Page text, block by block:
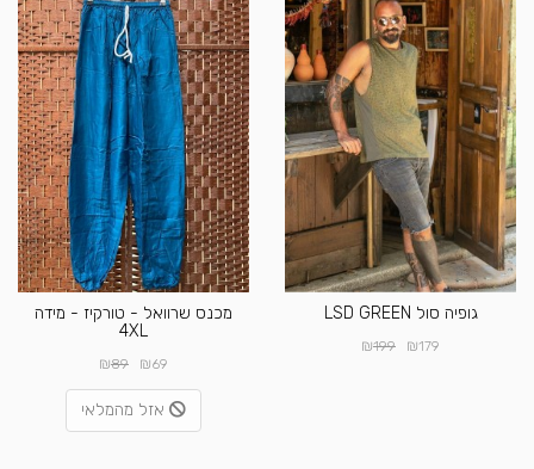
גופיה סול LSD GREEN
₪179
₪199
מכנס שרוואל - טורקיז - מידה
4XL
₪69
₪89
אזל מהמלאי